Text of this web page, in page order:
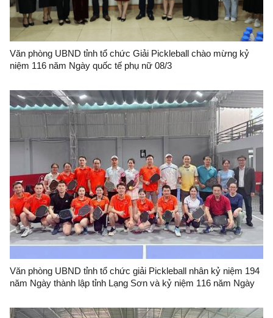
Văn phòng UBND tỉnh tổ chức Giải Pickleball chào mừng kỷ
niệm 116 năm Ngày quốc tế phụ nữ 08/3
Văn phòng UBND tỉnh tổ chức giải Pickleball nhân kỷ niệm 194
năm Ngày thành lập tỉnh Lạng Sơn và kỷ niệm 116 năm Ngày